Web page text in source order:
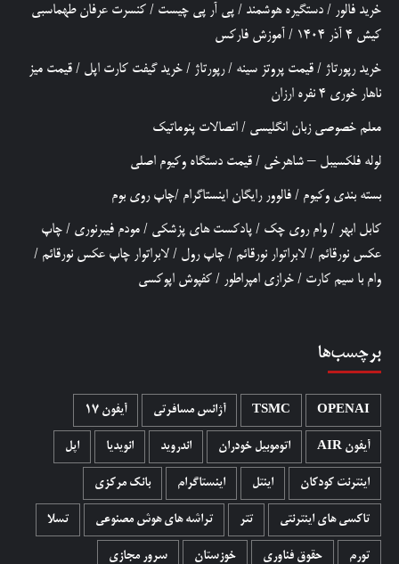
خرید فالور / دستگیره هوشمند / پی آر پی چیست / کنسرت عرفان طهماسبی
کیش 4 آذر 1404
/ آموزش فارکس
خرید رپورتاژ / قیمت پروتز سینه /رپورتاژ / خرید گیفت کارت اپل / قیمت میز
ناهار خوری 4 نفره ارزان
معلم خصوصی زبان انگلیسی / اتصالات پنوماتیک
لوله فلکسیبل – شاهرخی / قیمت دستگاه وکیوم اصلی
بسته بندی وکیوم / فالوور رایگان اینستاگرام /چاپ روی بوم
کابل ابهر / وام روی چک / پادکست های پزشکی / مودم فیبرنوری / چاپ
عکس نورقائم / لابراتوار نورقائم / چاپ رول / لابراتوار چاپ عکس نورقائم /
وام با سیم کارت / خرازی امپراطور / کفپوش اپوکسی
برچسب‌ها
OPENAI
TSMC آژانس مسافرتی آیفون 17
آیفون AIR اتوموبیل خودران اندروید انویدیا اپل
اینترنت کودکان اینتل اینستاگرام بانک مرکزی
تاکسی های اینترنتی تتر تراشه های هوش مصنوعی تسلا
تورم حقوق فناوری خوزستان سرور مجازی